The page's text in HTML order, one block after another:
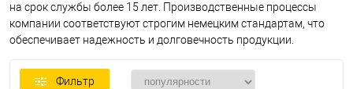
на срок службы более 15 лет. Производственные процессы
компании соответствуют строгим немецким стандартам, что
обеспечивает надежность и долговечность продукции.
Фильтр